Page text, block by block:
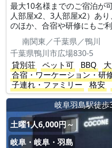
最大10名様までのご宿泊が
人部屋x2、3人部屋x2）あ
のほか、合宿や研修にもご
南関東／千葉県／鴨川
千葉県鴨川市広場830-5
貸別荘
ペット可 BBQ
合宿・ワーケーション・研
子連れ・ファミリー
格安
岐阜羽島駅徒
土曜1人6,000円～
岐阜・岐阜・羽島